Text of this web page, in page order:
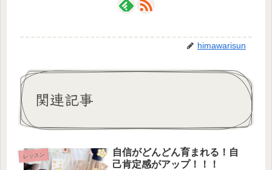
himawarisun
関連記事
レッスン
自信がどんどん育まれる！自
己肯定感がアップ！！！